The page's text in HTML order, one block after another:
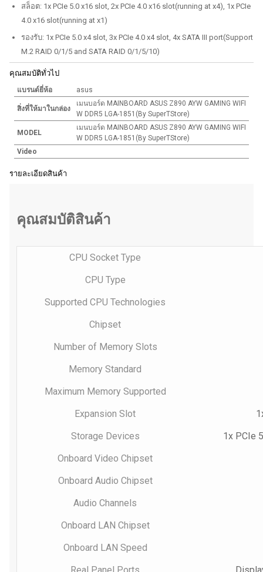
สล็อต: 1x PCIe 5.0 x16 slot, 2x PCIe 4.0 x16 slot(running at x4), 1x PCIe
4.0 x16 slot(running at x1)
รองรับ: 1x PCIe 5.0 x4 slot, 3x PCIe 4.0 x4 slot, 4x SATA III port(Support
M.2 RAID 0/1/5 and SATA RAID 0/1/5/10)
คุณสมบัติทั่วไป
แบรนด์ยี่ห้อ asus
สิ่งที่ให้มาในกล่อง
เมนบอร์ด MAINBOARD ASUS Z890 AYW GAMING WIFI
W DDR5 LGA-1851(By SuperTStore)
MODEL
เมนบอร์ด MAINBOARD ASUS Z890 AYW GAMING WIFI
W DDR5 LGA-1851(By SuperTStore)
Video
รายละเอียดสินค้า
คุณสมบัติสินค้า
CPU Socket Type
CPU Type
Supported CPU Technologies
Chipset
Number of Memory Slots
Memory Standard
Maximum Memory Supported
Expansion Slot
Storage Devices
1x PCIe
Onboard Video Chipset
Onboard Audio Chipset
Audio Channels
Onboard LAN Chipset
Onboard LAN Speed
Real Panel Ports